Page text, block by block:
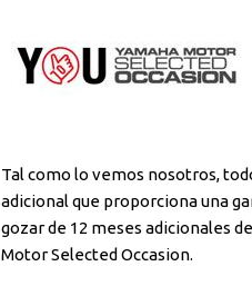
Tal como lo vemos nosotros,
adicional que proporciona una
gozar de 12 meses adicionales
Motor Selected Occasion.